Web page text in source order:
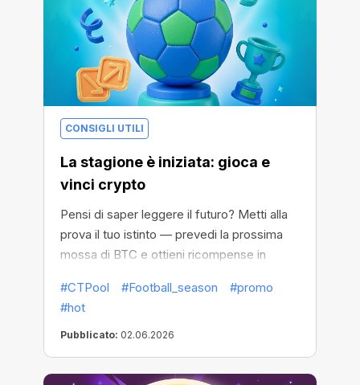
CONSIGLI UTILI
La stagione è iniziata: gioca e
vinci crypto
Pensi di saper leggere il futuro? Metti alla
prova il tuo istinto — prevedi la prossima
mossa di BTC e ottieni ricompense in
#CTPool
#Football_season
#promo
#hot
Pubblicato: 02.06.2026